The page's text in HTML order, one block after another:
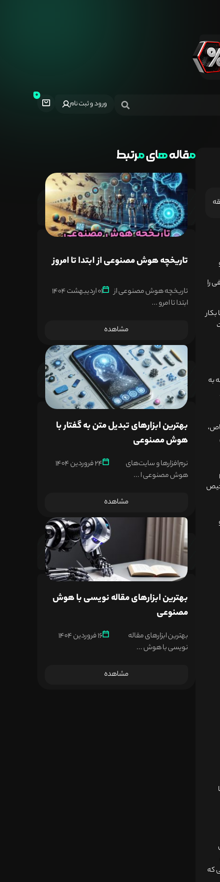
ورود و ثبت نام
را
به
که
مقاله های مرتبط
تاریخچه هوش مصنوعی از ابتدا تا امروز
تاریخچه هوش مصنوعی از
ابتدا تا امرو ...
01 اردیبهشت 1404
مشاهده
بهترین ابزارهای تبدیل متن به گفتار با
هوش مصنوعی
نرم‌افزارها و سایت‌های
هوش مصنوعی ا ...
24 فروردین 1404
مشاهده
بهترین ابزارهای مقاله نویسی با هوش
مصنوعی
بهترین ابزارهای مقاله
نویسی با هوش ...
16 فروردین 1404
مشاهده